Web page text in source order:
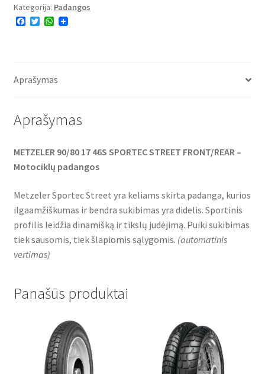
Kategorija: Padangos
F
o
T
r
W
p
Aprašymas
Aprašymas
METZELER 90/80 17 46S SPORTEC STREET FRONT/REAR –
Motociklų padangos
Metzeler Sportec Street yra keliams skirta padanga, kurios
ilgaamžiškumas ir bendra sukibimas yra didelis. Sportinis
profilis leidžia dinamišką ir tikslų judėjimą. Puiki sukibimas
tiek sausomis, tiek šlapiomis sąlygomis. (automatinis
vertimas)
Panašūs produktai